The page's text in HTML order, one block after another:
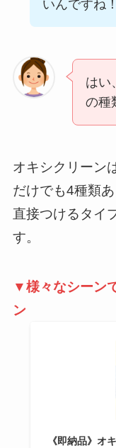
いんですね！
はい
の種
オキシクリーン
だけでも4種類
直接つけるタイ
す。
▼様々なシーン
ン
《即納品》オ